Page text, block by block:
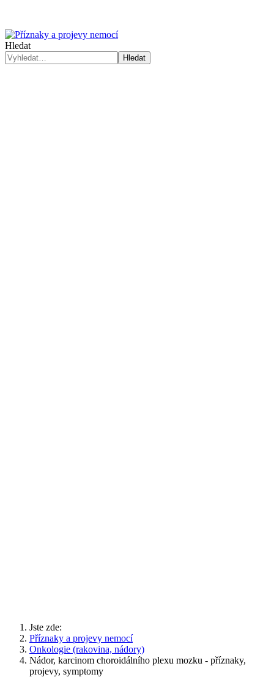
Hledat
Hledat
Jste zde:
Příznaky a projevy nemocí
Onkologie (rakovina, nádory)
Nádor, karcinom choroidálního plexu mozku - příznaky,
projevy, symptomy